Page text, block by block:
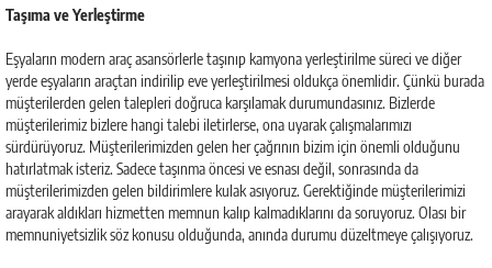
Taşıma ve Yerleştirme
Eşyaların modern araç asansörlerle taşınıp kamyona yerleştirilme süreci ve diğer
yerde eşyaların araçtan indirilip eve yerleştirilmesi oldukça önemlidir. Çünkü burada
müşterilerden gelen talepleri doğruca karşılamak durumundasınız. Bizlerde
müşterilerimiz bizlere hangi talebi iletirlerse, ona uyarak çalışmalarımızı
sürdürüyoruz. Müşterilerimizden gelen her çağrının bizim için önemli olduğunu
hatırlatmak isteriz. Sadece taşınma öncesi ve esnası değil, sonrasında da
müşterilerimizden gelen bildirimlere kulak asıyoruz. Gerektiğinde müşterilerimizi
arayarak aldıkları hizmetten memnun kalıp kalmadıklarını da soruyoruz. Olası bir
memnuniyetsizlik söz konusu olduğunda, anında durumu düzeltmeye çalışıyoruz.